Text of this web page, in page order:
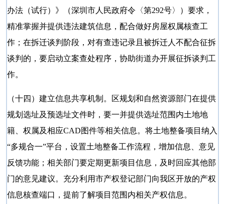
办法（试行）》（深圳市人民政府令〈第292号〉）要求，
精准掌握并提供违法建筑信息，配合做好房屋权属核查工
作；在拆迁谈判阶段，对有查违记录且被拆迁人不配合征拆
谈判的，要启动立案查处程序，协助街道办开展征拆谈判工
作。
（十四）建立信息共享机制。区规划和自然资源部门在提供
规划选址及预选址文件时，要一并提供选址范围内土地地
籍、权属及相应CAD图件等相关信息。将土地整备项目纳入
“多规合一”平台，设置土地整备工作流程，增加信息、意见
反馈功能；相关部门要定期更新项目信息，及时回应其他部
门的意见建议。充分利用市产权登记部门向我区开放的产权
信息核查端口，提前了解项目范围内相关产权信息。